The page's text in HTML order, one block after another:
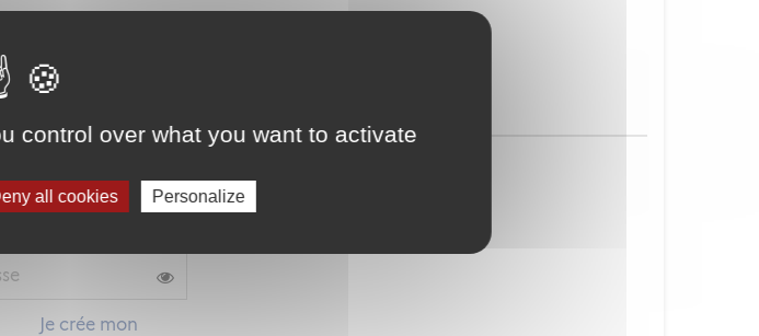
control over what you want to activate
all cookies Personalize
?
ou
Je crée mon